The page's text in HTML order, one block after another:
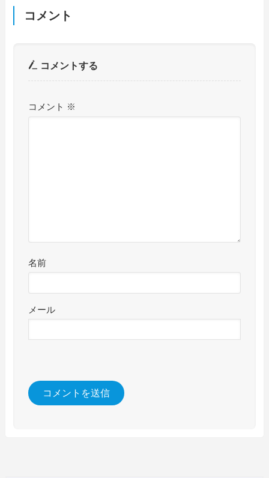
コメント
コメントする
コメント ※
名前
メール